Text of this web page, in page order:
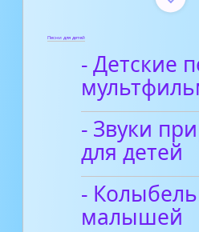
Песни для детей
- Детские
- Звуки
для детей
-
малышей